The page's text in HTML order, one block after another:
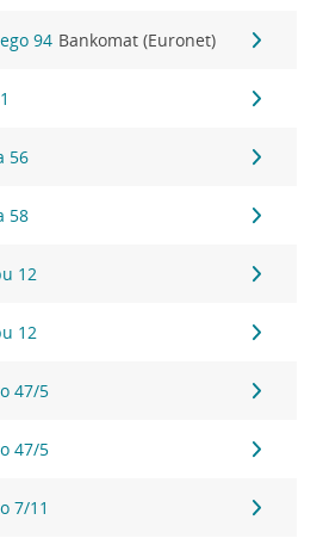
94 Bankomat (Euronet)
56
58
12
12
47/5
47/5
7/11